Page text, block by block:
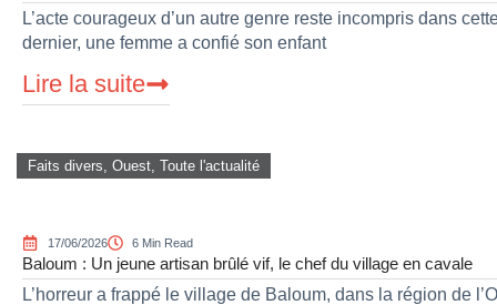
L’acte courageux d’un autre genre reste incompris dans
dernier, une femme a confié son enfant
Lire la suite
Faits divers Ouest Toute l'actualité
17/06/2026 6 Min Read
Baloum : Un jeune artisan brûlé vif, le chef du village en cavale
L’horreur a frappé le village de Baloum, dans la région de